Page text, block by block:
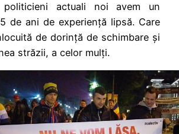
politicieni actuali noi avem un
de ani de experiență lipsă. Care
de dorință de schimbare și
străzii, a celor mulți.